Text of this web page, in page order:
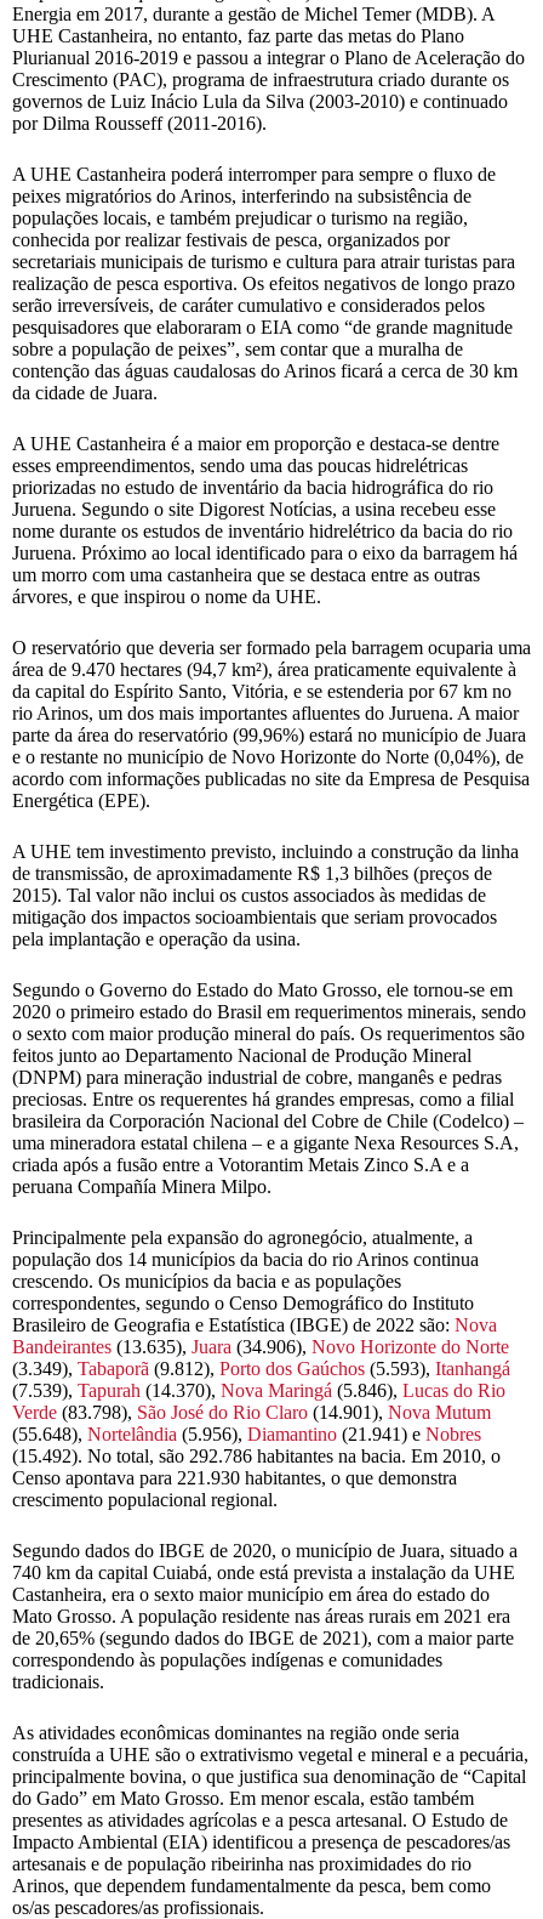
Energia em 2017, durante a gestão de Michel Temer (MDB). A
UHE Castanheira, no entanto, faz parte das metas do Plano
Plurianual 2016-2019 e passou a integrar o Plano de Aceleração do
Crescimento (PAC), programa de infraestrutura criado durante os
governos de Luiz Inácio Lula da Silva (2003-2010) e continuado
por Dilma Rousseff (2011-2016).
A UHE Castanheira poderá interromper para sempre o fluxo de
peixes migratórios do Arinos, interferindo na subsistência de
populações locais, e também prejudicar o turismo na região,
conhecida por realizar festivais de pesca, organizados por
secretariais municipais de turismo e cultura para atrair turistas para
realização de pesca esportiva. Os efeitos negativos de longo prazo
serão irreversíveis, de caráter cumulativo e considerados pelos
pesquisadores que elaboraram o EIA como “de grande magnitude
sobre a população de peixes”, sem contar que a muralha de
contenção das águas caudalosas do Arinos ficará a cerca de 30 km
da cidade de Juara.
A UHE Castanheira é a maior em proporção e destaca-se dentre
esses empreendimentos, sendo uma das poucas hidrelétricas
priorizadas no estudo de inventário da bacia hidrográfica do rio
Juruena. Segundo o site Digorest Notícias, a usina recebeu esse
nome durante os estudos de inventário hidrelétrico da bacia do rio
Juruena. Próximo ao local identificado para o eixo da barragem há
um morro com uma castanheira que se destaca entre as outras
árvores, e que inspirou o nome da UHE.
O reservatório que deveria ser formado pela barragem ocuparia uma
área de 9.470 hectares (94,7 km²), área praticamente equivalente à
da capital do Espírito Santo, Vitória, e se estenderia por 67 km no
rio Arinos, um dos mais importantes afluentes do Juruena. A maior
parte da área do reservatório (99,96%) estará no município de Juara
e o restante no município de Novo Horizonte do Norte (0,04%), de
acordo com informações publicadas no site da Empresa de Pesquisa
Energética (EPE).
A UHE tem investimento previsto, incluindo a construção da linha
de transmissão, de aproximadamente R$ 1,3 bilhões (preços de
2015). Tal valor não inclui os custos associados às medidas de
mitigação dos impactos socioambientais que seriam provocados
pela implantação e operação da usina.
Segundo o Governo do Estado do Mato Grosso, ele tornou-se em
2020 o primeiro estado do Brasil em requerimentos minerais, sendo
o sexto com maior produção mineral do país. Os requerimentos são
feitos junto ao Departamento Nacional de Produção Mineral
(DNPM) para mineração industrial de cobre, manganês e pedras
preciosas. Entre os requerentes há grandes empresas, como a filial
brasileira da Corporación Nacional del Cobre de Chile (Codelco) –
uma mineradora estatal chilena – e a gigante Nexa Resources S.A,
criada após a fusão entre a Votorantim Metais Zinco S.A e a
peruana Compañía Minera Milpo.
Principalmente pela expansão do agronegócio, atualmente, a
população dos 14 municípios da bacia do rio Arinos continua
crescendo. Os municípios da bacia e as populações
correspondentes, segundo o Censo Demográfico do Instituto
Brasileiro de Geografia e Estatística (IBGE) de 2022 são: Nova
Bandeirantes (13.635), Juara (34.906), Novo Horizonte do Norte
(3.349), Tabaporã (9.812), Porto dos Gaúchos (5.593), Itanhangá
(7.539), Tapurah (14.370), Nova Maringá (5.846), Lucas do Rio
Verde (83.798), São José do Rio Claro (14.901), Nova Mutum
(55.648), Nortelândia (5.956), Diamantino (21.941) e Nobres
(15.492). No total, são 292.786 habitantes na bacia. Em 2010, o
Censo apontava para 221.930 habitantes, o que demonstra
crescimento populacional regional.
Segundo dados do IBGE de 2020, o município de Juara, situado a
740 km da capital Cuiabá, onde está prevista a instalação da UHE
Castanheira, era o sexto maior município em área do estado do
Mato Grosso. A população residente nas áreas rurais em 2021 era
de 20,65% (segundo dados do IBGE de 2021), com a maior parte
correspondendo às populações indígenas e comunidades
tradicionais.
As atividades econômicas dominantes na região onde seria
construída a UHE são o extrativismo vegetal e mineral e a pecuária,
principalmente bovina, o que justifica sua denominação de “Capital
do Gado” em Mato Grosso. Em menor escala, estão também
presentes as atividades agrícolas e a pesca artesanal. O Estudo de
Impacto Ambiental (EIA) identificou a presença de pescadores/as
artesanais e de população ribeirinha nas proximidades do rio
Arinos, que dependem fundamentalmente da pesca, bem como
os/as pescadores/as profissionais.